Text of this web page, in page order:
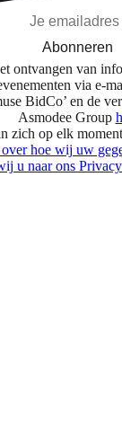
Abonneren
ontvangen van
via e-
BidCo’ en de
Asmodee Group
zich op elk
hoe wij uw
u naar ons